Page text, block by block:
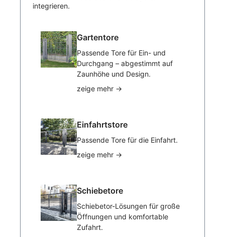
integrieren.
Gartentore
Passende Tore für Ein- und
Durchgang – abgestimmt auf
Zaunhöhe und Design.
zeige mehr →
Einfahrtstore
Passende Tore für die Einfahrt.
zeige mehr →
Schiebetore
Schiebetor-Lösungen für große
Öffnungen und komfortable
Zufahrt.